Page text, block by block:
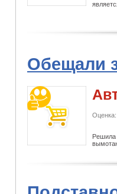
Обещали
Оценка:
Решила